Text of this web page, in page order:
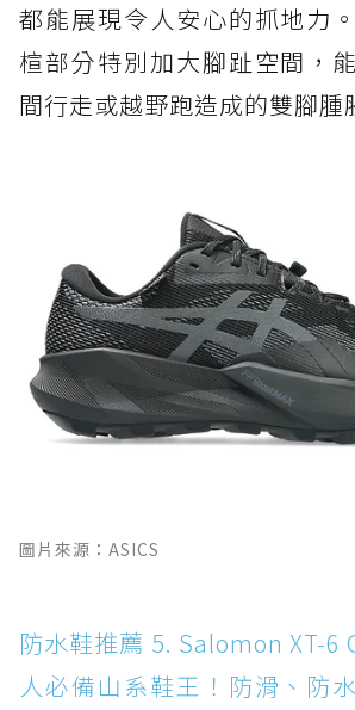
都能展現令人安心的抓地力
楦部分特別加大腳趾空間，
間行走或越野跑造成的雙腳腫
圖片來源：ASICS
防水鞋推薦 5. Salomon XT-6
人必備山系鞋王！防滑、防